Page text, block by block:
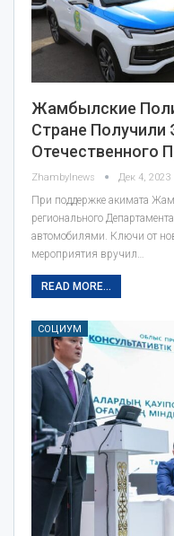
Жамбылские
Стране Получили
Отечественного
Zhambylnews Дек 4, 2023
При поддержке акимата
регионального
автомобилями. Ключи от
мероприятия вручил…
READ MORE...
СОЦИУМ